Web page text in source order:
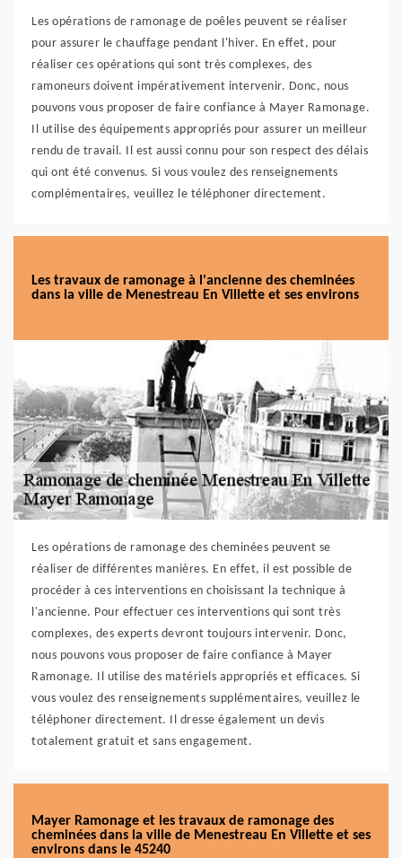
Les opérations de ramonage de poêles peuvent se réaliser
pour assurer le chauffage pendant l'hiver. En effet, pour
réaliser ces opérations qui sont très complexes, des
ramoneurs doivent impérativement intervenir. Donc, nous
pouvons vous proposer de faire confiance à Mayer Ramonage.
Il utilise des équipements appropriés pour assurer un meilleur
rendu de travail. Il est aussi connu pour son respect des délais
qui ont été convenus. Si vous voulez des renseignements
complémentaires, veuillez le téléphoner directement.
Les travaux de ramonage à l'ancienne des cheminées
dans la ville de Menestreau En Villette et ses environs
Les opérations de ramonage des cheminées peuvent se
réaliser de différentes manières. En effet, il est possible de
procéder à ces interventions en choisissant la technique à
l'ancienne. Pour effectuer ces interventions qui sont très
complexes, des experts devront toujours intervenir. Donc,
nous pouvons vous proposer de faire confiance à Mayer
Ramonage. Il utilise des matériels appropriés et efficaces. Si
vous voulez des renseignements supplémentaires, veuillez le
téléphoner directement. Il dresse également un devis
totalement gratuit et sans engagement.
Mayer Ramonage et les travaux de ramonage des
cheminées dans la ville de Menestreau En Villette et ses
environs dans le 45240